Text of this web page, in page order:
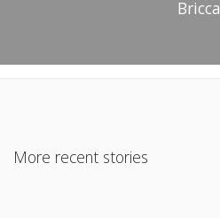
Bricca
More recent stories